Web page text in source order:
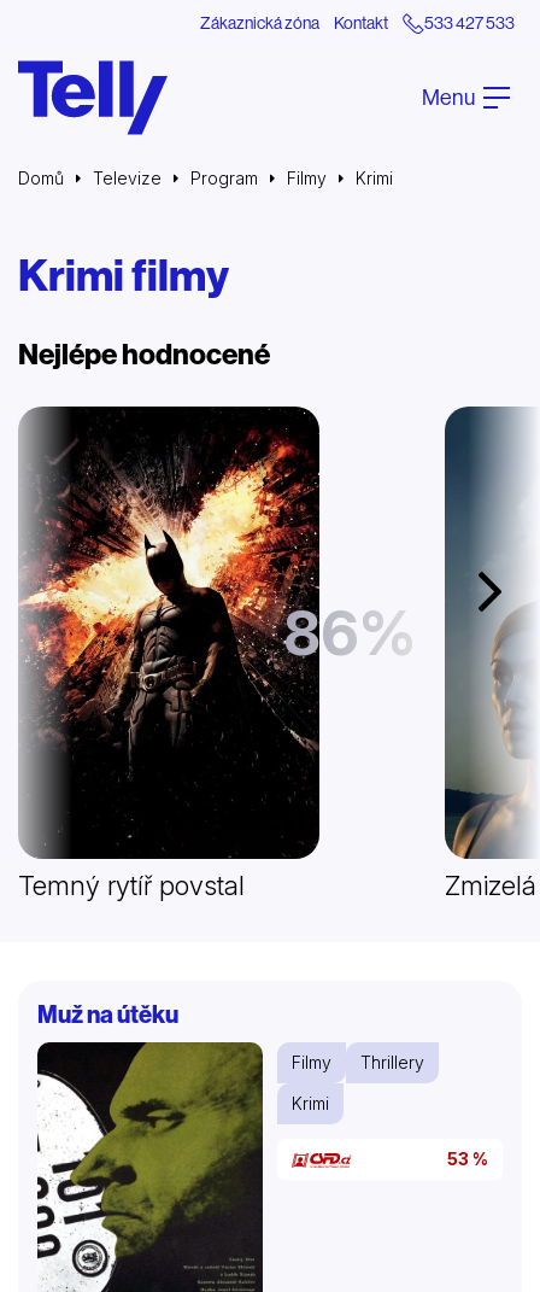
Zákaznická zóna Kontakt 533 427 533
Menu
Domů Televize Program Filmy Krimi
Krimi filmy
Nejlépe hodnocené
Další
86%
Temný rytíř povstal Zmizelá
Muž na útěku
Filmy
Thrillery
Krimi
53 %